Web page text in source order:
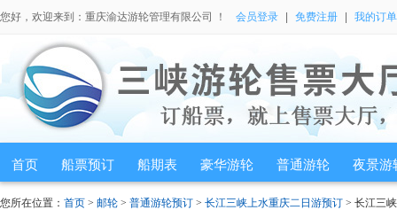
您好，欢迎来到：重庆渝达游轮管理有限公司 ！ 会员登录 免费注册 我的订单
首页 船票预订 船期表 豪华游轮 普通游轮 夜景游
您所在位置： 首页 > 邮轮 > 普通游轮预订 > 长江三峡上水重庆二日游预订 > 长江三